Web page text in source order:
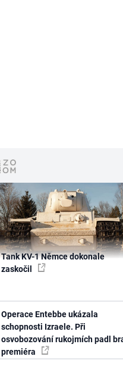
Tank KV-1 Němce dokonale
zaskočil
Operace Entebbe ukázala
schopnosti Izraele. Při
osvobozování rukojmích padl
premiéra